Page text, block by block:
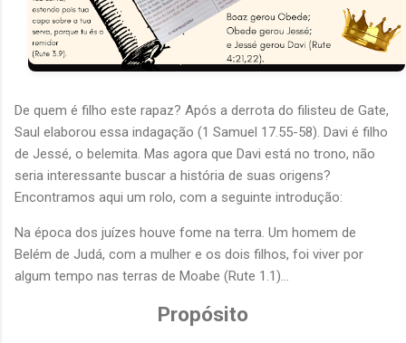
De quem é filho este rapaz? Após a derrota do filisteu de Gate,
Saul elaborou essa indagação (1 Samuel 17.55-58). Davi é filho
de Jessé, o belemita. Mas agora que Davi está no trono, não
seria interessante buscar a história de suas origens?
Encontramos aqui um rolo, com a seguinte introdução:
Na época dos juízes houve fome na terra. Um homem de
Belém de Judá, com a mulher e os dois filhos, foi viver por
algum tempo nas terras de Moabe (Rute 1.1)…
Propósito